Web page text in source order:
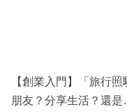
【創業入門】「旅行
朋友？分享生活？還